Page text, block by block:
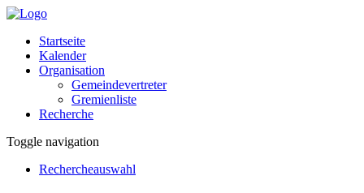
Startseite
Kalender
Organisation
Gemeindevertreter
Gremienliste
Recherche
Toggle navigation
Rechercheauswahl